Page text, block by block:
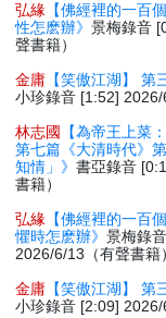
弘緣 【佛經裡的一百
性怎麽辦》景梅錄音
聲書籍）
金庸 【笑傲江湖】
小珍錄音 [1:52] 2026/
林志國
【為帝王上菜
第七篇《大清時代》
知情」》書亞錄音
書籍）
弘緣 【佛經裡的一百
懼時怎麽辦》景梅錄
2026/6/13（有聲書籍
金庸 【笑傲江湖】
小珍錄音 [2:09] 2026/